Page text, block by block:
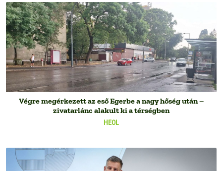
HEOL
Végre megérkezett az eső Egerbe a nagy hőség után –
zivatarlánc alakult ki a térségben